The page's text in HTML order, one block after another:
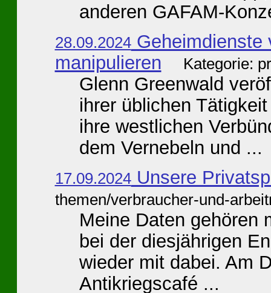
anderen GAFAM-
28.09.2024Geheimdienste
manipulieren
Kategorie:
Glenn Greenwald
ihrer üblichen
ihre westlichen
dem Vernebeln und ...
17.09.2024Unsere
themen/verbraucher-und-
Meine Daten gehören
bei der diesjährigen
wieder mit dabei. Am
Antikriegscafé ...